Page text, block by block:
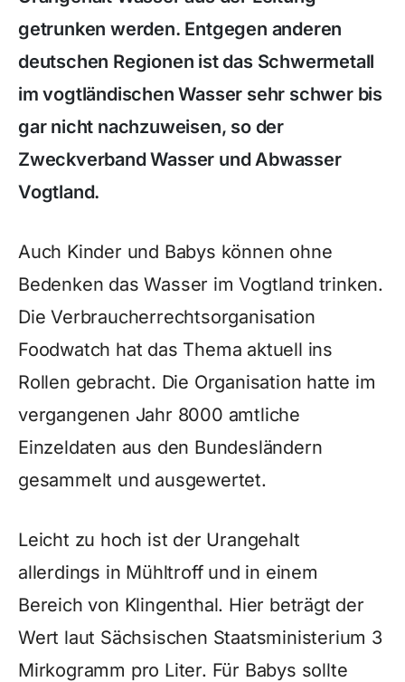
getrunken werden. Entgegen anderen
deutschen Regionen ist das Schwermetall
im vogtländischen Wasser sehr schwer bis
gar nicht nachzuweisen, so der
Zweckverband Wasser und Abwasser
Vogtland.
Auch Kinder und Babys können ohne
Bedenken das Wasser im Vogtland trinken.
Die Verbraucherrechtsorganisation
Foodwatch hat das Thema aktuell ins
Rollen gebracht. Die Organisation hatte im
vergangenen Jahr 8000 amtliche
Einzeldaten aus den Bundesländern
gesammelt und ausgewertet.
Leicht zu hoch ist der Urangehalt
allerdings in Mühltroff und in einem
Bereich von Klingenthal. Hier beträgt der
Wert laut Sächsischen Staatsministerium 3
Mirkogramm pro Liter. Für Babys sollte